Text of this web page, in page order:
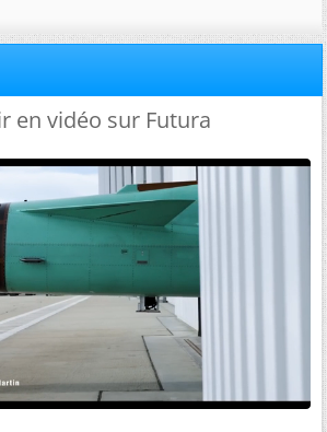
en vidéo sur Futura